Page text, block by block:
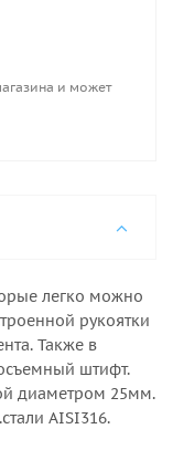
и может
легко можно
рукоятки
Также в
штифт.
диаметром 25мм.
AISI316.